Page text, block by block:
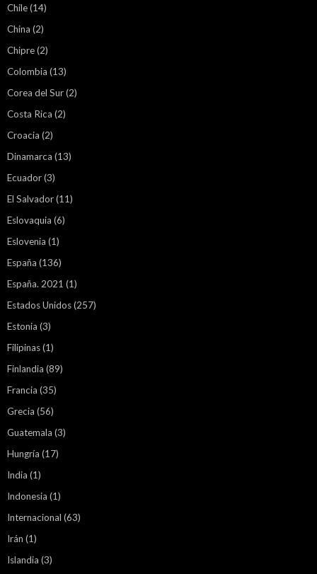
Chile(14)
China (2)
Chipre(2)
Colombia (13)
Corea del Sur(2)
Costa Rica (2)
Croacia (2)
Dinamarca (13)
Ecuador(3)
El Salvador(11)
Eslovaquia (6)
Eslovenia (1)
España (136)
España. 2021 (1)
Estados Unidos(257)
Estonia (3)
Filipinas(1)
Finlandia (89)
Francia (35)
Grecia (56)
Guatemala (3)
Hungría (17)
India (1)
Indonesia (1)
Internacional (63)
Irán (1)
Islandia (3)